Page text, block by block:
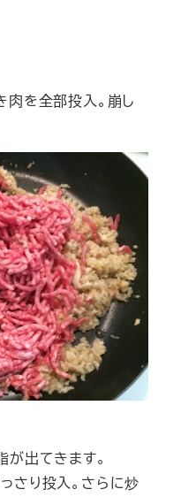
肉を全部投入。崩し
が出てきます。
さり投入。さらに炒